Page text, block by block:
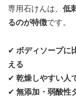
専用石けんは、 低
るのが特徴です。
✔ ボディソープに
える
✔ 乾燥しやすい人
✔ 無添加・弱酸性